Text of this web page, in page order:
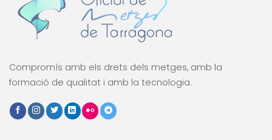
Compromís amb els drets dels metges, amb la
formació de qualitat i amb la tecnologia.